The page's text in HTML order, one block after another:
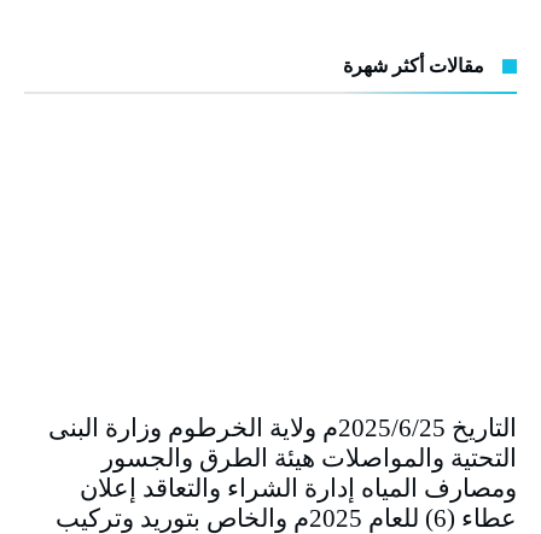
مقالات أكثر شهرة
التاريخ 2025/6/25م ولاية الخرطوم وزارة البنى
التحتية والمواصلات هيئة الطرق والجسور
ومصارف المياه إدارة الشراء والتعاقد إعلان
عطاء (6) للعام 2025م والخاص بتوريد وتركيب